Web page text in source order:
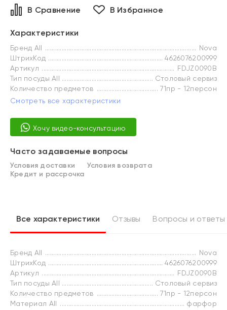
В Сравнение В Избранное
Характеристики
Бренд All
Nova
ШтрихКод
4626076200999
Артикул
FDJZ0090B
Тип посуды All
Столовый сервиз
Количество предметов
71пр - 12персон
Смотреть все характеристики
Хочу видео-консультацию
Часто задаваемые вопросы
Условия доставки
Условия возврата
Кредит и рассрочка
Все характеристики Отзывы Вопросы и ответы
Бренд All
Nova
ШтрихКод
4626076200999
Артикул
FDJZ0090B
Тип посуды All
Столовый сервиз
Количество предметов
71пр - 12персон
Материал All
фарфор